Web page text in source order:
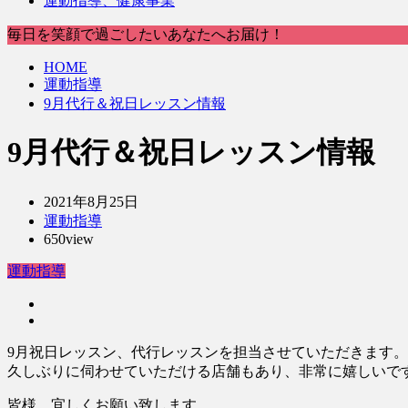
毎日を笑顔で過ごしたいあなたへお届け！
HOME
運動指導
9月代行＆祝日レッスン情報
9月代行＆祝日レッスン情報
2021年8月25日
運動指導
650view
運動指導
9月祝日レッスン、代行レッスンを担当させていただきます。
久しぶりに伺わせていただける店舗もあり、非常に嬉しいで
皆様、宜しくお願い致します。